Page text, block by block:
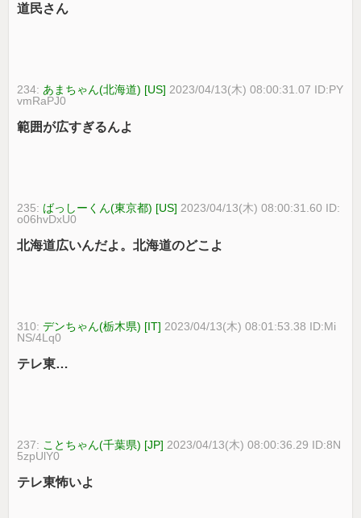
道民さん
234: あまちゃん(北海道) [US] 2023/04/13(木) 08:00:31.07 ID:PY
vmRaPJ0
範囲が広すぎるんよ
235: ばっしーくん(東京都) [US] 2023/04/13(木) 08:00:31.60 ID:
o06hvDxU0
北海道広いんだよ。北海道のどこよ
310:デンちゃん(栃木県) [IT] 2023/04/13(木) 08:01:53.38 ID:Mi
NS/4Lq0
テレ東…
237: ことちゃん(千葉県) [JP] 2023/04/13(木) 08:00:36.29 ID:8N
5zpUlY0
テレ東怖いよ